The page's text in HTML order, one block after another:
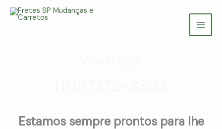
para
Estamos sempre prontos para lhe